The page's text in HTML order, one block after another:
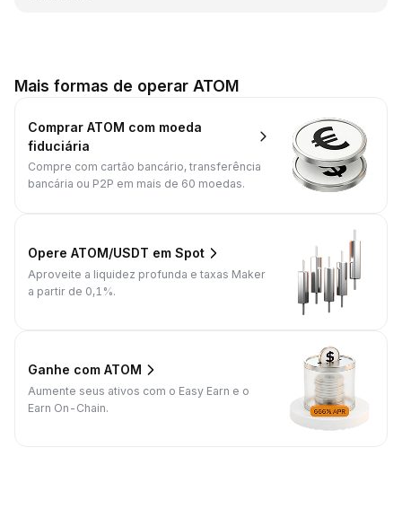
Mais formas de operar ATOM
Comprar ATOM com moeda
fiduciária
Compre com cartão bancário, transferência
bancária ou P2P em mais de 60 moedas.
Opere ATOM/USDT em Spot
Aproveite a liquidez profunda e taxas Maker
a partir de 0,1%.
Ganhe com ATOM
Aumente seus ativos com o Easy Earn e o
Earn On-Chain.